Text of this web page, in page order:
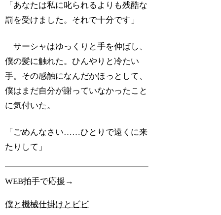
「あなたは私に叱られるよりも残酷な
罰を受けました。それで十分です」
サーシャはゆっくりと手を伸ばし、
僕の髪に触れた。ひんやりと冷たい
手。その感触になんだかほっとして、
僕はまだ自分が謝っていなかったこと
に気付いた。
「ごめんなさい……ひとりで遠くに来
たりして」
WEB拍手で応援→
僕と機械仕掛けとビビ